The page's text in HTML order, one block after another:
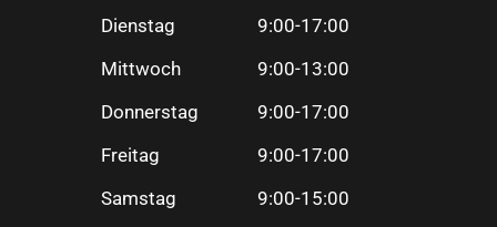
Dienstag
9:00-17:00
Mittwoch
9:00-13:00
Donnerstag
9:00-17:00
Freitag
9:00-17:00
Samstag
9:00-15:00